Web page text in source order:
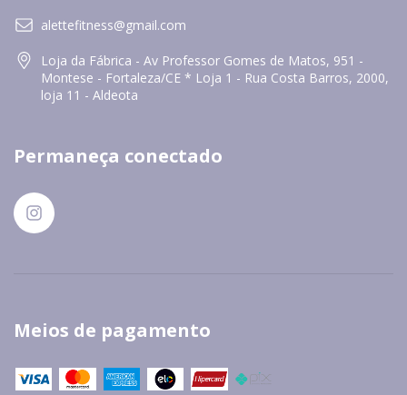
alettefitness@gmail.com
Loja da Fábrica - Av Professor Gomes de Matos, 951 -
Montese - Fortaleza/CE * Loja 1 - Rua Costa Barros, 2000,
loja 11 - Aldeota
Permaneça conectado
Meios de pagamento